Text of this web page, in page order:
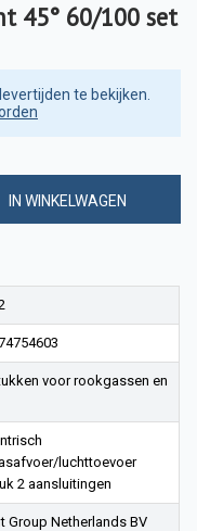
45° 60/100 set
te bekijken.
IN WINKELWAGEN
voor rookgassen en
luchttoevoer
2 aansluitingen
Group Netherlands BV